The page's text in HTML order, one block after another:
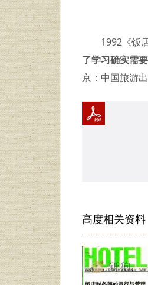
1992《饭
了学习确实需要
京：中国旅游
高度相关资料